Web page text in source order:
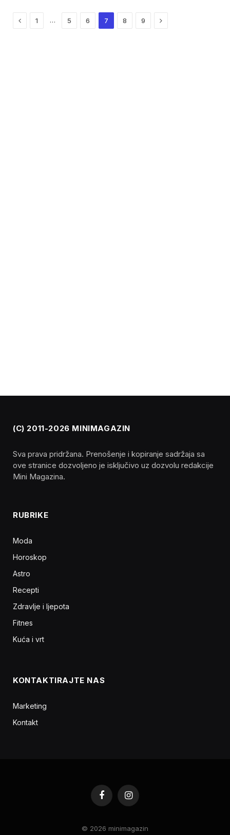
Previous
1 … 5 6 7 8 9 Next
(C) 2011-2026 MINIMAGAZIN
Sva prava pridržana. Prenošenje i kopiranje sadržaja sa
ove stranice dozvoljeno je isključivo uz dozvolu redakcije
Mini Magazina.
RUBRIKE
Moda
Horoskop
Astro
Recepti
Zdravlje i ljepota
Fitnes
Kuća i vrt
KONTAKTIRAJTE NAS
Marketing
Kontakt
FacebookInstagram
© 2026 minimagazin